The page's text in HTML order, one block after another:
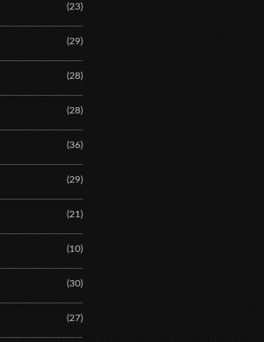
(23)
(29)
(28)
(28)
(36)
(29)
(21)
(10)
(30)
(27)